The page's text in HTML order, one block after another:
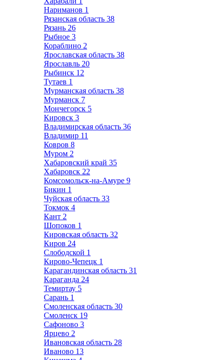
Нариманов 1
Рязанская область 38
Рязань 26
Рыбное 3
Кораблино 2
Ярославская область 38
Ярославль 20
Рыбинск 12
Тутаев 1
Мурманская область 38
Мурманск 7
Мончегорск 5
Кировск 3
Владимирская область 36
Владимир 11
Ковров 8
Муром 2
Хабаровский край 35
Хабаровск 22
Комсомольск-на-Амуре 9
Бикин 1
Чуйская область 33
Токмок 4
Кант 2
Шопоков 1
Кировская область 32
Киров 24
Слободской 1
Кирово-Чепецк 1
Карагандинская область 31
Караганда 24
Темиртау 5
Сарань 1
Смоленская область 30
Смоленск 19
Сафоново 3
Ярцево 2
Ивановская область 28
Иваново 13